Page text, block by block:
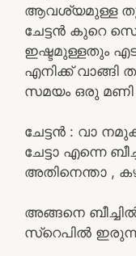
ആവശ്യമുള്ള
ചേട്ടൻ കുറെ
ഇഷ്ടമുള്ളതും
എനിക്ക് വാങ്ങി
സമയം ഒരു
ചേട്ടൻ : വാ
ചേട്ടാ എന്നെ
അതിനെന്താ ,
അങ്ങനെ
സ്റെപിൽ